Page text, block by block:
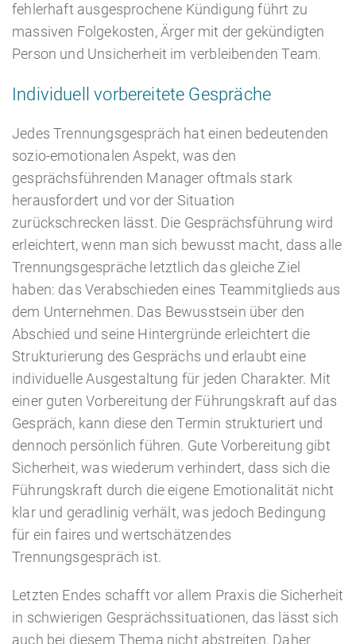
fehlerhaft ausgesprochene Kündigung führt zu
massiven Folgekosten, Ärger mit der gekündigten
Person und Unsicherheit im verbleibenden Team.
Individuell vorbereitete Gespräche
Jedes Trennungsgespräch hat einen bedeutenden
sozio-emotionalen Aspekt, was den
gesprächsführenden Manager oftmals stark
herausfordert und vor der Situation
zurückschrecken lässt. Die Gesprächsführung wird
erleichtert, wenn man sich bewusst macht, dass alle
Trennungsgespräche letztlich das gleiche Ziel
haben: das Verabschieden eines Teammitglieds aus
dem Unternehmen. Das Bewusstsein über den
Abschied und seine Hintergründe erleichtert die
Strukturierung des Gesprächs und erlaubt eine
individuelle Ausgestaltung für jeden Charakter. Mit
einer guten Vorbereitung der Führungskraft auf das
Gespräch, kann diese den Termin strukturiert und
dennoch persönlich führen. Gute Vorbereitung gibt
Sicherheit, was wiederum verhindert, dass sich die
Führungskraft durch die eigene Emotionalität nicht
klar und geradlinig verhält, was jedoch Bedingung
für ein faires und wertschätzendes
Trennungsgespräch ist.
Letzten Endes schafft vor allem Praxis die Sicherheit
in schwierigen Gesprächssituationen, das lässt sich
auch bei diesem Thema nicht abstreiten. Daher